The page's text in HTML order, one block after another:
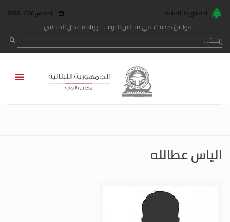
الجمهورية اللبنانية الخميس 06 آب 2026
قوانين صدقت في مجلس النواب رزنامة عمل المجلس
الياس عطالله